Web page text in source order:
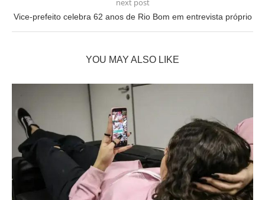
next post
Vice-prefeito celebra 62 anos de Rio Bom em entrevista próprio
YOU MAY ALSO LIKE